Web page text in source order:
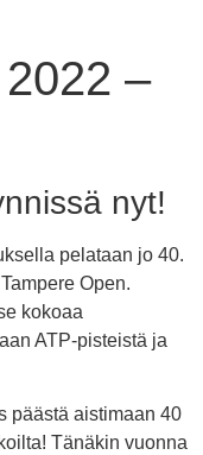
–
nyt!
pelataan jo 40.
Open.
kokoaa
ATP-pisteistä ja
päästä aistimaan 40
Tänäkin vuonna